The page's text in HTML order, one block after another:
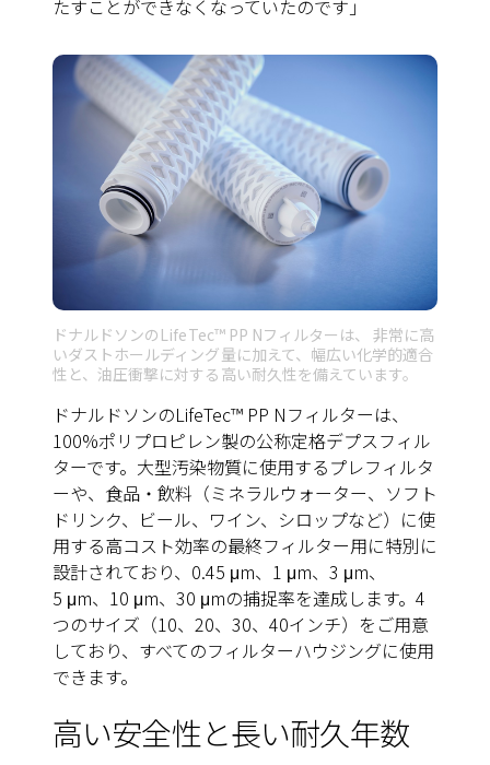
たすことができなくなっていたのです」
ドナルドソンのLifeTec™ PP Nフィルターは、 非常に高
いダストホールディング量に加えて、幅広い化学的適合
性と、油圧衝撃に対する高い耐久性を備えています。
ドナルドソンのLifeTec™ PP Nフィルターは、
100%ポリプロピレン製の公称定格デプスフィル
ターです。大型汚染物質に使用するプレフィルタ
ーや、食品・飲料（ミネラルウォーター、ソフト
ドリンク、ビール、ワイン、シロップなど）に使
用する高コスト効率の最終フィルター用に特別に
設計されており、0.45 μm、1 μm、3 μm、
5 μm、10 μm、30 μmの捕捉率を達成します。4
つのサイズ（10、20、30、40インチ）をご用意
しており、すべてのフィルターハウジングに使用
できます。
高い安全性と長い耐久年数